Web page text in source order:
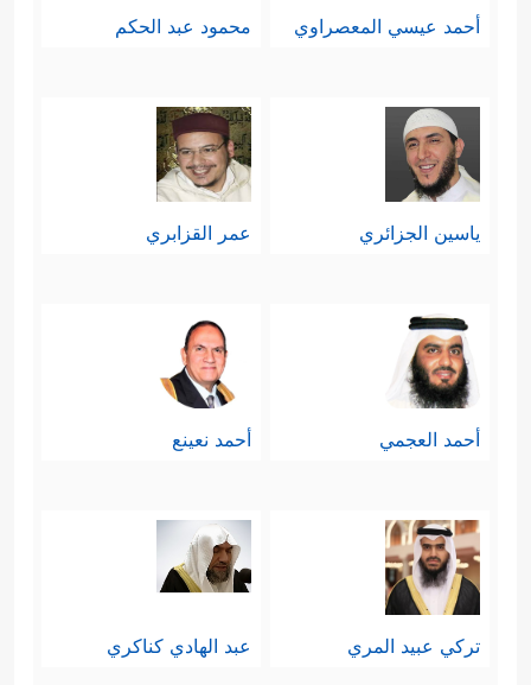
أحمد عيسي المعصراوي محمود عبد الحكم
ياسين الجزائري عمر القزابري
أحمد العجمي أحمد نعينع
تركي عبيد المري عبد الهادي كناكري